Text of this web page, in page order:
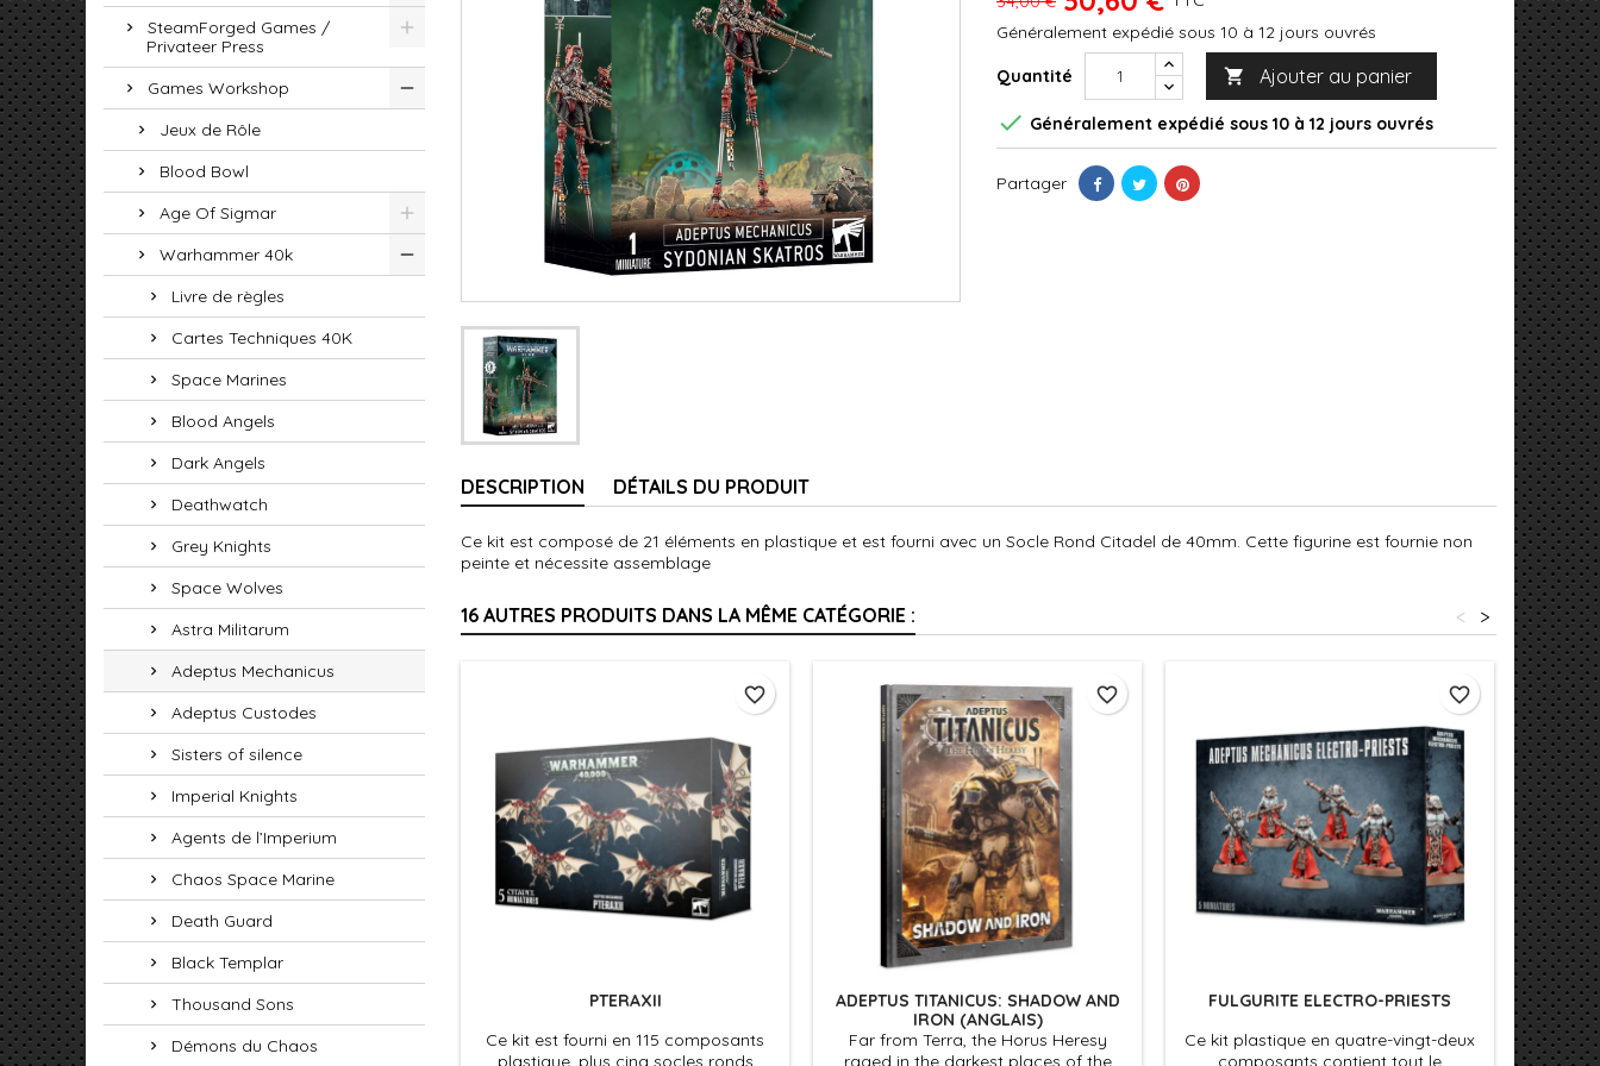
SteamForged Games /
Privateer Press
Games Workshop
Jeux de Rôle
Blood Bowl
Age Of Sigmar
Warhammer 40k
Livre de règles
Cartes Techniques 40K
Space Marines
Blood Angels
Dark Angels
Deathwatch
Grey Knights
Space Wolves
Astra Militarum
Adeptus Mechanicus
Adeptus Custodes
Sisters of silence
Imperial Knights
Agents de l’Imperium
Chaos Space Marine
Death Guard
Black Templar
Thousand Sons
Démons du Chaos
Généralement expédié sous 10 à 12 jours ouvrés
Quantité  Ajouter au panier
 Généralement expédié sous 10 à 12 jours ouvrés
Partager
DESCRIPTION DÉTAILS DU PRODUIT
Ce kit est composé de 21 éléments en plastique et est fourni avec un Socle Rond Citadel de 40mm. Cette figurine est fournie non
peinte et nécessite assemblage
16 AUTRES PRODUITS DANS LA MÊME CATÉGORIE : >
<
PTERAXII
Ce kit est fourni en 115 composants
plastique, plus cinq socles ronds
favorite_border
ADEPTUS TITANICUS: SHADOW AND
IRON (ANGLAIS)
Far from Terra, the Horus Heresy
raged in the darkest places of the
favorite_border
FULGURITE ELECTRO-PRIESTS
Ce kit plastique en quatre-vingt-deux
composants contient tout le
favorite_border
tout ce